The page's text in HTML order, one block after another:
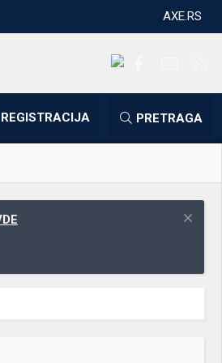
AXE.RS
REGISTRACIJA PRETRAGA